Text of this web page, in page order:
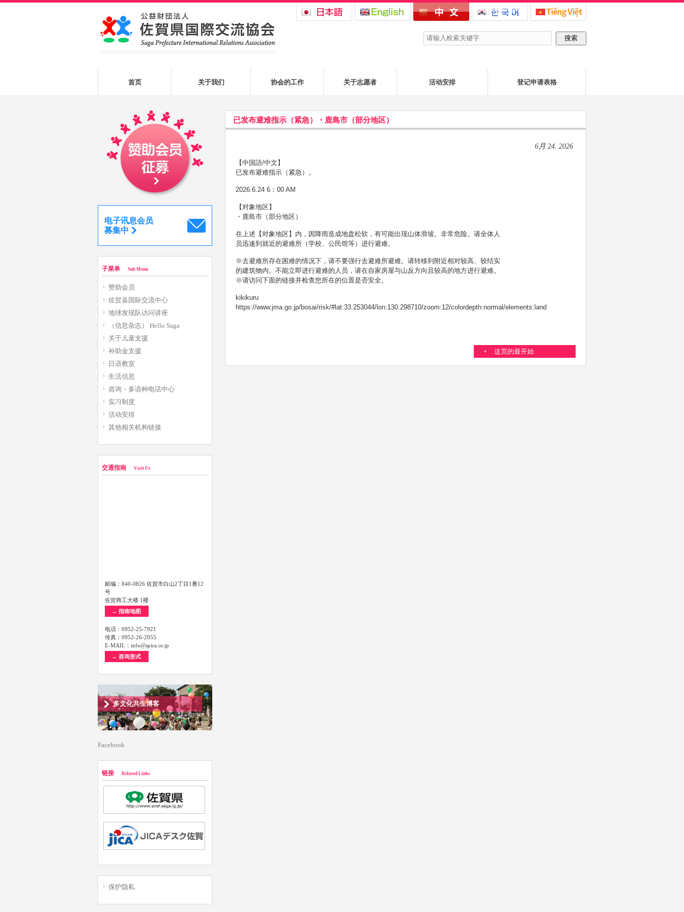
首页 关于我们 协会的工作 关于志愿者 活动安排 登记申请表格
已发布避难指示（紧急）・鹿島市（部分地区）
6月 24. 2026
【中国語/中文】
已发布避难指示（紧急）。
2026.6.24 6：00 AM
【对象地区】
・鹿島市（部分地区）
在上述【对象地区】内，因降雨造成地盘松软，有可能出现山体滑坡。非常危险。请全体人
员迅速到就近的避难所（学校、公民馆等）进行避难。
※去避难所存在困难的情况下，请不要强行去避难所避难。请转移到附近相对较高、较结实
的建筑物内。不能立即进行避难的人员，请在自家房屋与山反方向且较高的地方进行避难。
※请访问下面的链接并检查您所在的位置是否安全。
kikikuru
https://www.jma.go.jp/bosai/risk/#lat:33.253044/lon:130.298710/zoom:12/colordepth:normal/elements:land
这页的最开始
电子讯息会员
募集中
子菜单 Sub Menu
赞助会员
佐贺县国际交流中心
地球发现队访问讲座
（信息杂志） Hello Saga
关于儿童支援
补助金支援
日语教室
生活信息
咨询・多语种电话中心
实习制度
活动安排
其他相关机构链接
交通指南 Visit Us
邮编：840-0826 佐賀市白山2丁目1番12
号
佐贺商工大楼 1楼
→ 指南地图
电话：0952-25-7921
传真：0952-26-2055
E-MAIL：info@spira.or.jp
→ 咨询形式
多文化共生博客
Facebook
链接 Related Links
保护隐私